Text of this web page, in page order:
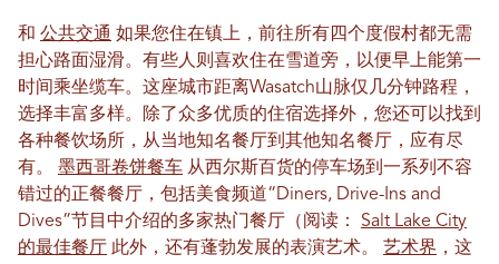
和 公共交通 如果您住在镇上，前往所有四个度假村都无需
担心路面湿滑。有些人则喜欢住在雪道旁，以便早上能第一
时间乘坐缆车。这座城市距离Wasatch山脉仅几分钟路程，
选择丰富多样。除了众多优质的住宿选择外，您还可以找到
各种餐饮场所，从当地知名餐厅到其他知名餐厅，应有尽
有。 墨西哥卷饼餐车 从西尔斯百货的停车场到一系列不容
错过的正餐餐厅，包括美食频道“Diners, Drive-Ins and
Dives”节目中介绍的多家热门餐厅（阅读： Salt Lake City
的最佳餐厅 此外，还有蓬勃发展的表演艺术。 艺术界 ，这